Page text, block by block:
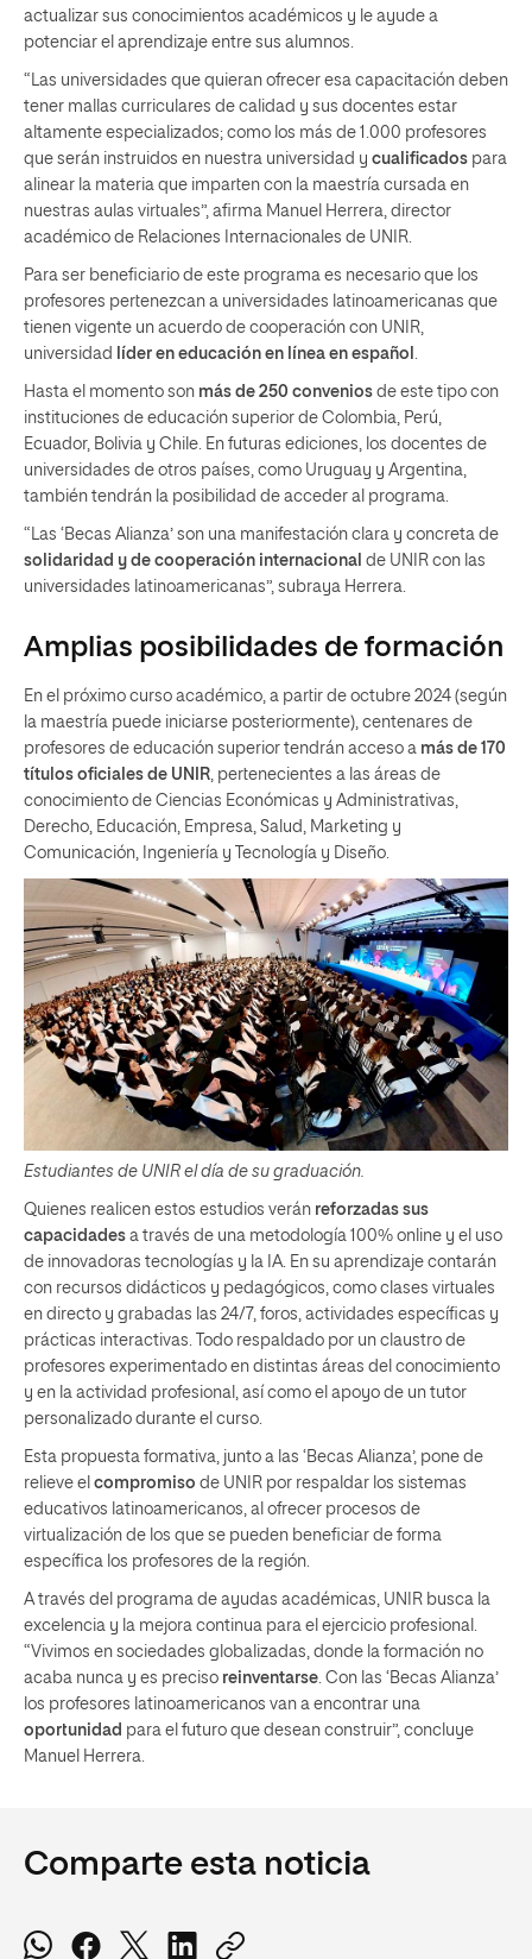
actualizar sus conocimientos académicos y le ayude a
potenciar el aprendizaje entre sus alumnos.
“Las universidades que quieran ofrecer esa capacitación deben
tener mallas curriculares de calidad y sus docentes estar
altamente especializados; como los más de 1.000 profesores
que serán instruidos en nuestra universidad y cualificados para
alinear la materia que imparten con la maestría cursada en
nuestras aulas virtuales”, afirma Manuel Herrera, director
académico de Relaciones Internacionales de UNIR.
Para ser beneficiario de este programa es necesario que los
profesores pertenezcan a universidades latinoamericanas que
tienen vigente un acuerdo de cooperación con UNIR,
universidad
líder en educación en línea en español
Hasta el momento son más de 250 convenios de este tipo con
instituciones de educación superior de Colombia, Perú,
Ecuador, Bolivia y Chile. En futuras ediciones, los docentes de
universidades de otros países, como Uruguay y Argentina,
también tendrán la posibilidad de acceder al programa.
“Las ‘Becas Alianza’ son una manifestación clara y concreta de
solidaridad y de cooperación internacional de UNIR con las
universidades latinoamericanas”, subraya Herrera.
Amplias posibilidades de formación
En el próximo curso académico, a partir de octubre 2024 (según
la maestría puede iniciarse posteriormente), centenares de
profesores de educación superior tendrán acceso a más de 170
títulos oficiales de UNIR , pertenecientes a las áreas de
conocimiento de Ciencias Económicas y Administrativas,
Derecho, Educación, Empresa, Salud, Marketing y
Comunicación, Ingeniería y Tecnología y Diseño.
Estudiantes de UNIR el día de su graduación.
Quienes realicen estos estudios verán reforzadas sus
capacidades a través de una metodología 100% online y el uso
de innovadoras tecnologías y la IA. En su aprendizaje contarán
con recursos didácticos y pedagógicos, como clases virtuales
en directo y grabadas las 24/7, foros, actividades específicas y
prácticas interactivas. Todo respaldado por un claustro de
profesores experimentado en distintas áreas del conocimiento
y en la actividad profesional, así como el apoyo de un tutor
personalizado durante el curso.
Esta propuesta formativa, junto a las ‘Becas Alianza’, pone de
relieve el compromiso de UNIR por respaldar los sistemas
educativos latinoamericanos, al ofrecer procesos de
virtualización de los que se pueden beneficiar de forma
específica los profesores de la región.
A través del programa de ayudas académicas, UNIR busca la
excelencia y la mejora continua para el ejercicio profesional.
“Vivimos en sociedades globalizadas, donde la formación no
acaba nunca y es preciso reinventarse. Con las ‘Becas Alianza’
los profesores latinoamericanos van a encontrar una
oportunidad para el futuro que desean construir”, concluye
Manuel Herrera.
Comparte esta noticia